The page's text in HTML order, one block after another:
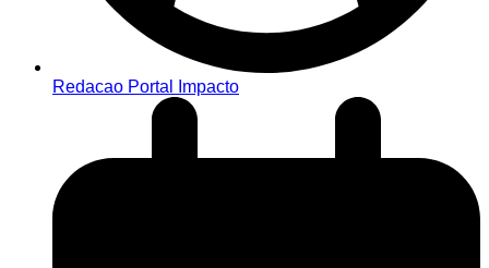
Redacao Portal Impacto